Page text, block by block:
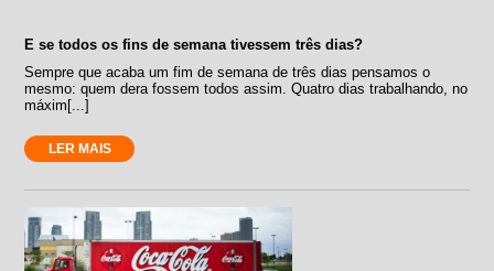
E se todos os fins de semana tivessem três dias?
Sempre que acaba um fim de semana de três dias pensamos o
mesmo: quem dera fossem todos assim. Quatro dias trabalhando, no
máxim[...]
LER MAIS